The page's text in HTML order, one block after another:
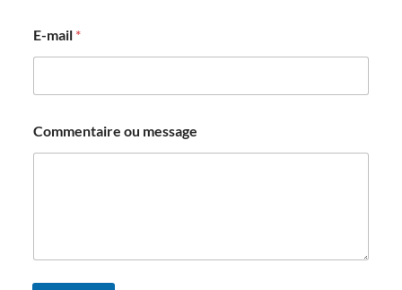
E-mail *
Commentaire ou message